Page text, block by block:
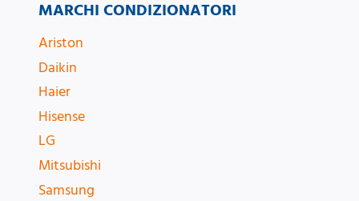
MARCHI CONDIZIONATORI
Ariston
Daikin
Haier
Hisense
LG
Mitsubishi
Samsung